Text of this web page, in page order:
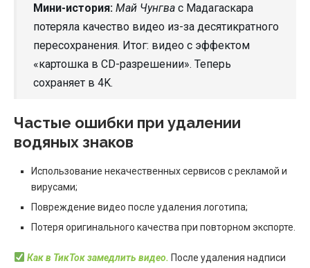
Мини-история: Май Чунгва с Мадагаскара
потеряла качество видео из-за десятикратного
пересохранения. Итог: видео с эффектом
«картошка в СD-разрешении». Теперь
сохраняет в 4K.
Частые ошибки при удалении
водяных знаков
Использование некачественных сервисов с рекламой и
вирусами;
Повреждение видео после удаления логотипа;
Потеря оригинального качества при повторном экспорте.
Как в ТикТок замедлить видео. После удаления надписи